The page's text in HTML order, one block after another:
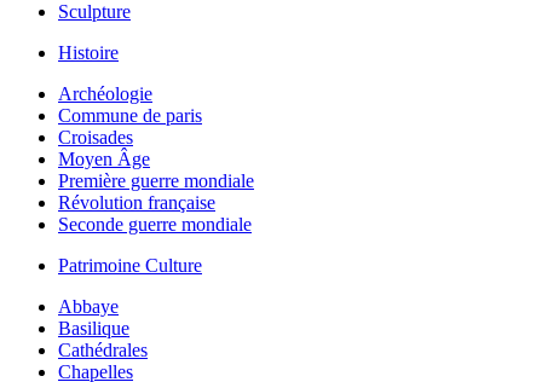
Sculpture
Histoire
Archéologie
Commune de paris
Croisades
Moyen Âge
Première guerre mondiale
Révolution française
Seconde guerre mondiale
Patrimoine Culture
Abbaye
Basilique
Cathédrales
Chapelles